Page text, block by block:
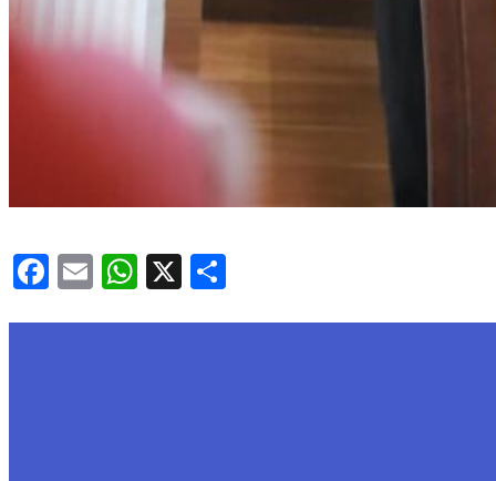
Facebook
EmailWhatsApp
X